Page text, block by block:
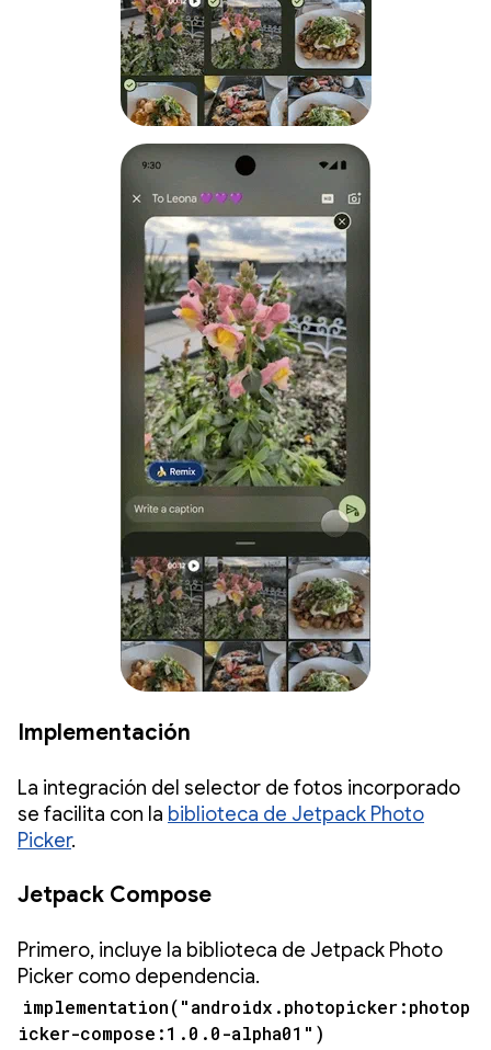
Implementación
La integración del selector de fotos incorporado
se facilita con la biblioteca de Jetpack Photo
Picker.
Jetpack Compose
Primero, incluye la biblioteca de Jetpack Photo
Picker como dependencia.
implementation("androidx.photopicker:photop
icker-compose:1.0.0-alpha01")